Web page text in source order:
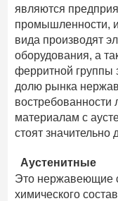
являются
промышленности,
вида производят
оборудования, а
ферритной группы
долю рынка
востребованности
материалам с
стоят
Аустенитные
Это нержавеющие
химического